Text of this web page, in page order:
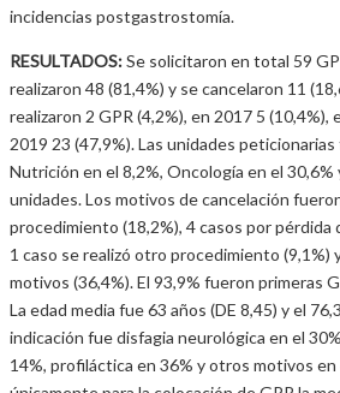
incidencias postgastrostomía.
RESULTADOS:Se solicitaron en total 59
realizaron 48 (81,4%) y se cancelaron 11
realizaron 2 GPR (4,2%), en 2017 5 (10,4%),
2019 23 (47,9%). Las unidades
Nutrición en el 8,2%, Oncología en el
unidades. Los motivos de cancelación
procedimiento (18,2%), 4 casos por pérdida
1 caso se realizó otro procedimiento (9,1%)
motivos (36,4%). El 93,9% fueron primeras
La edad media fue 63 años (DE 8,45) y el
indicación fue disfagia neurológica en el
14%, profiláctica en 36% y otros motivos en